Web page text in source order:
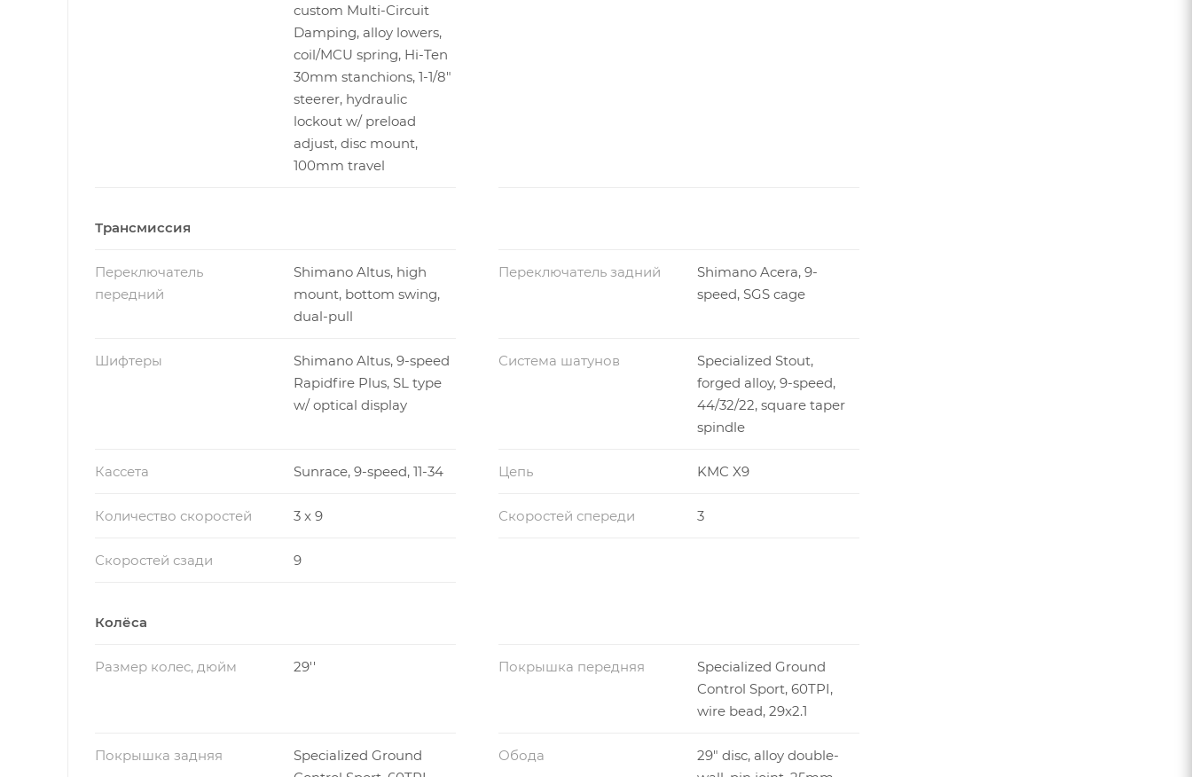
custom Multi-Circuit
Damping, alloy lowers,
coil/MCU spring, Hi-Ten
30mm stanchions, 1-1/8"
steerer, hydraulic
lockout w/ preload
adjust, disc mount,
100mm travel
Трансмиссия
Переключатель
передний
Shimano Altus, high
mount, bottom swing,
dual-pull
Переключатель задний
Shimano Acera, 9-
speed, SGS cage
Шифтеры
Shimano Altus, 9-speed
Rapidfire Plus, SL type
w/ optical display
Система шатунов
Specialized Stout,
forged alloy, 9-speed,
44/32/22, square taper
spindle
Кассета Sunrace, 9-speed, 11-34 Цепь KMC X9
Количество скоростей 3 x 9 Скоростей спереди 3
Скоростей сзади 9
Колёса
Размер колес, дюйм 29'' Покрышка передняя
Specialized Ground
Control Sport, 60TPI,
wire bead, 29x2.1
Покрышка задняя
Specialized Ground
Обода
29" disc, alloy double-